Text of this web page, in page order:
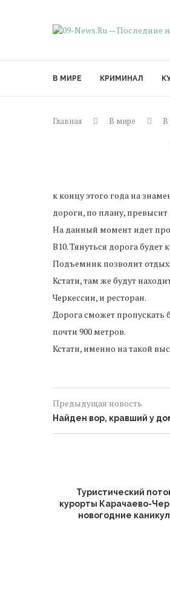
В МИРЕ КРИМИНАЛ
Главная В мире В
к концу этого года на
дороги, по плану, превысит
На данный момент идет
B10. Тянуться дорога
Подъемник позволит
Кстати, там же будут
Черкессии, и ресторан.
Дорога сможет пропускать
почти 900 метров.
Кстати, именно на такой
Предыдущая новость
Найден вор, кравший у
Туристический
курорты Карачаево-
новогодние